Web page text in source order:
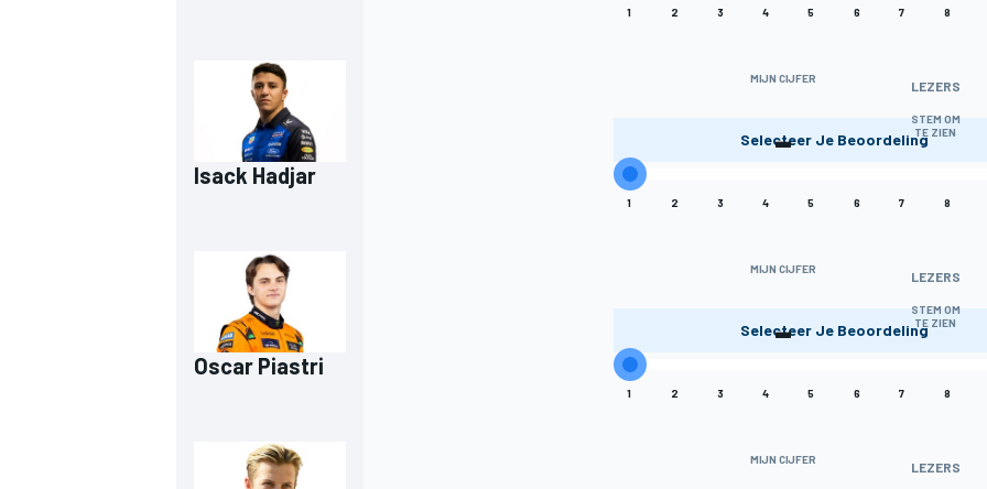
1 2 3 4 5 6 7 8
Isack Hadjar
MIJN CIJFER
-
LEZERS
STEM OM
TE ZIEN
Selecteer Je Beoordeling
1 2 3 4 5 6 7 8
Oscar Piastri
MIJN CIJFER
-
LEZERS
STEM OM
TE ZIEN
Selecteer Je Beoordeling
1 2 3 4 5 6 7 8
MIJN CIJFER LEZERS